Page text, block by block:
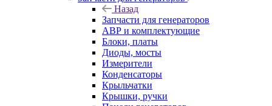
Назад
Запчасти для генераторов
АВР и комплектующие
Блоки, платы
Диоды, мосты
Измерители
Конденсаторы
Крыльчатки
Крышки, ручки